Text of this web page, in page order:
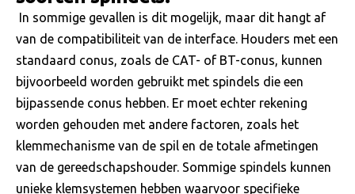
In sommige gevallen is dit mogelijk, maar dit hangt af
van de compatibiliteit van de interface. Houders met een
standaard conus, zoals de CAT- of BT-conus, kunnen
bijvoorbeeld worden gebruikt met spindels die een
bijpassende conus hebben. Er moet echter rekening
worden gehouden met andere factoren, zoals het
klemmechanisme van de spil en de totale afmetingen
van de gereedschapshouder. Sommige spindels kunnen
unieke klemsystemen hebben waarvoor specifieke